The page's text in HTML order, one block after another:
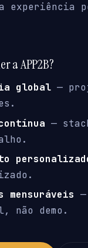
experiência
a APP2B?
global —
—
mensuráveis
não demo.